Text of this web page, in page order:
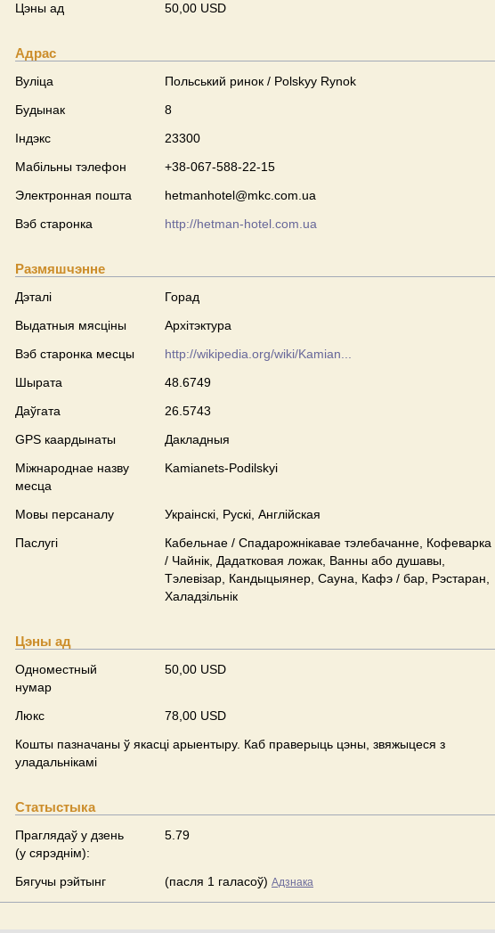
Цэны ад
50,00 USD
Адрас
Вуліца
Польський ринок / Polskyy Rynok
Будынак
8
Індэкс
23300
Мабільны тэлефон
+38-067-588-22-15
Электронная пошта
hetmanhotel@mkc.com.ua
Вэб старонка
http://hetman-hotel.com.ua
Размяшчэнне
Дэталі
Горад
Выдатныя мясціны
Архітэктура
Вэб старонка месцы
http://wikipedia.org/wiki/Kamian...
Шырата
48.6749
Даўгата
26.5743
GPS каардынаты
Дакладныя
Міжнароднае назву
месца
Kamianets-Podilskyi
Мовы персаналу
Украінскі, Рускі, Англійская
Паслугі
Кабельнае / Спадарожнiкавае тэлебачанне, Кофеварка
/ Чайнік, Дадатковая ложак, Ванны або душавы,
Тэлевізар, Кандыцыянер, Сауна, Кафэ / бар, Рэстаран,
Халадзільнік
Цэны ад
Одноместный
нумар
50,00 USD
Люкс
78,00 USD
Кошты пазначаны ў якасці арыентыру. Каб праверыць цэны, звяжыцеся з
уладальнікамі
Статыстыка
Праглядаў у дзень
(у сярэднім):
5.79
Бягучы рэйтынг (пасля 1 галасоў) Адзнака